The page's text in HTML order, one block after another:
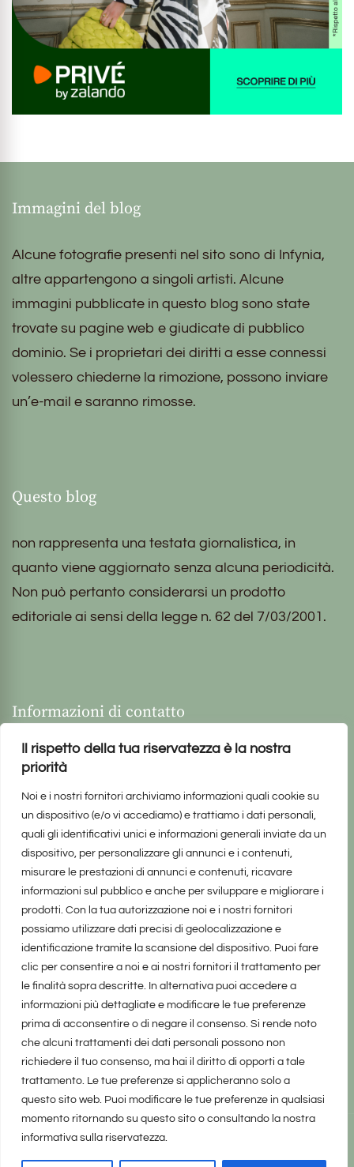
Il rispetto della tua riservatezza è la nostra
priorità
Noi e i nostri fornitori archiviamo informazioni quali cookie su
un dispositivo (e/o vi accediamo) e trattiamo i dati personali,
quali gli identificativi unici e informazioni generali inviate da un
dispositivo, per personalizzare gli annunci e i contenuti,
misurare le prestazioni di annunci e contenuti, ricavare
informazioni sul pubblico e anche per sviluppare e migliorare i
prodotti. Con la tua autorizzazione noi e i nostri fornitori
possiamo utilizzare dati precisi di geolocalizzazione e
identificazione tramite la scansione del dispositivo. Puoi fare
clic per consentire a noi e ai nostri fornitori il trattamento per
le finalità sopra descritte. In alternativa puoi accedere a
informazioni più dettagliate e modificare le tue preferenze
prima di acconsentire o di negare il consenso. Si rende noto
che alcuni trattamenti dei dati personali possono non
richiedere il tuo consenso, ma hai il diritto di opporti a tale
trattamento. Le tue preferenze si applicheranno solo a
questo sito web. Puoi modificare le tue preferenze in qualsiasi
momento ritornando su questo sito o consultando la nostra
informativa sulla riservatezza.
Immagini del blog
Alcune fotografie presenti nel sito sono di Infynia,
altre appartengono a singoli artisti. Alcune
immagini pubblicate in questo blog sono state
trovate su pagine web e giudicate di pubblico
dominio. Se i proprietari dei diritti a esse connessi
volessero chiederne la rimozione, possono inviare
un’e-mail e saranno rimosse.
Questo blog
non rappresenta una testata giornalistica, in
quanto viene aggiornato senza alcuna periodicità.
Non può pertanto considerarsi un prodotto
editoriale ai sensi della legge n. 62 del 7/03/2001.
Informazioni di contatto
realizzato da Marina Galatioto©2025 tutti i diritti riservati -
Privacy Policy